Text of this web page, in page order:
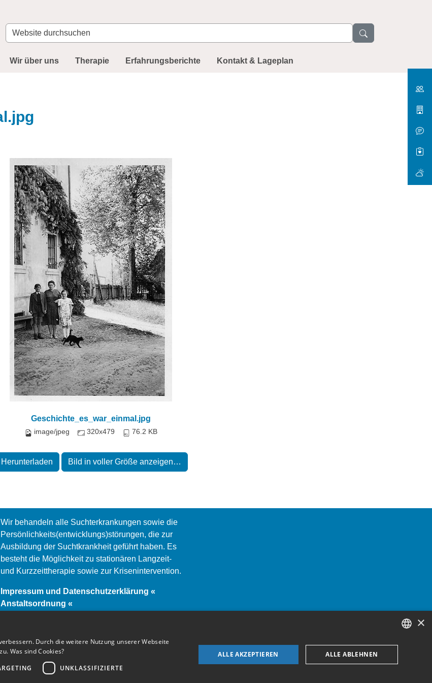
Website
durchsuchen
Wir über uns Therapie Erfahrungsberichte Kontakt & Lageplan
Geschichte_es_war_einmal.jpg
image/jpeg 320x479 76.2 KB
Herunterladen Bild in voller Größe anzeigen…
Wir behandeln alle Suchterkrankungen sowie die
Persönlichkeits(entwicklungs)störungen, die zur
Ausbildung der Suchtkrankheit geführt haben. Es
besteht die Möglichkeit zu stationären Langzeit-
und Kurzzeittherapie sowie zur Krisenintervention.
Impressum und Datenschutzerklärung «
Anstaltsordnung «
×
Durch die weitere Nutzung unserer Webseite
Was sind Cookies?
UNKLASSIFIZIERTE
ALLE AKZEPTIEREN ALLE ABLEHNEN